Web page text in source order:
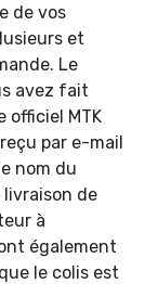
de vos
et
Le
avez fait
officiel MTK
par e-mail
nom du
de
à
également
le colis est